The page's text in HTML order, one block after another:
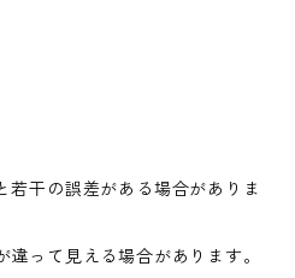
干の誤差がある場合がありま
って見える場合があります。